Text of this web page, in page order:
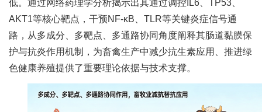
转
化
人
低。通过网络药理学分析揭示出其通过调控IL6、TP53、
AKT1等核心靶点，干预NF-κB、TLR等关键炎症信号通
路，从多成分、多靶点、多通路协同角度阐释其肠道黏膜保
护与抗炎作用机制，为畜禽生产中减少抗生素应用、推进绿
色健康养殖提供了重要理论依据与技术支撑。